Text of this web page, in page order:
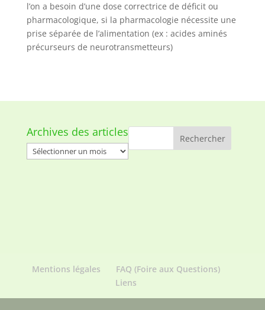
l’on a besoin d’une dose correctrice de déficit ou
pharmacologique, si la pharmacologie nécessite une
prise séparée de l’alimentation (ex : acides aminés
précurseurs de neurotransmetteurs)
Archives des articles
Archives
des
Mentions légales
FAQ (Foire aux Questions)
Liens